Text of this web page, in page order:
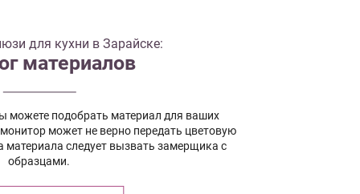
для кухни в Зарайске:
материалов
можете подобрать материал для ваших
может не верно передать цветовую
материала следует вызвать замерщика с
образцами.